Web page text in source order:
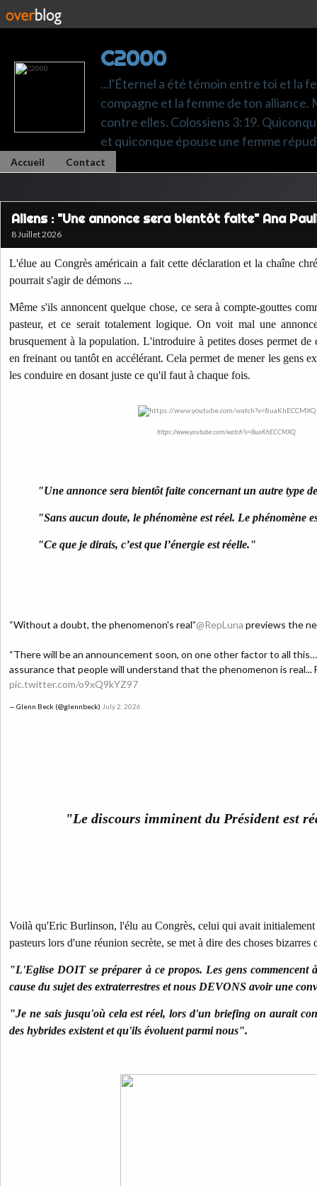
C2000
...l'Éternel a été témoin entre toi et la
compagne et la femme de ton alliance.
contre elles. Colossiens 3:19.
et quiconque épouse une femme
Accueil Contact
Aliens : "Une annonce sera bientôt faite" Ana
8 Juillet 2026
L'élue au Congrès américain a fait cette déclaration et la chaîne
pourrait s'agir de démons ...
Même s'ils annoncent quelque chose, ce sera à compte-gouttes
pasteur, et ce serait totalement logique. On voit mal une
brusquement à la population. L'introduire à petites doses permet de
en freinant ou tantôt en accélérant. Cela permet de mener les gens
les conduire en dosant juste ce qu'il faut à chaque fois.
https://www.youtube.com/watch?v=8uaKhECCMXQ
"Une annonce sera bientôt faite concernant un autre type
"Sans aucun doute, le phénomène est réel. Le phénomène
"Ce que je dirais, c’est que l’énergie est réelle."
“Without a doubt, the phenomenon's real”@RepLuna previews the
“There will be an announcement soon, on one other factor to all
assurance that people will understand that the phenomenon is real...
pic.twitter.com/o9xQ9kYZ97
— Glenn Beck (@glennbeck) July 2, 2026
"Le discours imminent du Président est
Voilà qu'Eric Burlinson, l'élu au Congrès, celui qui avait initialement
pasteurs lors d'une réunion secrète, se met à dire des choses
"L'Eglise DOIT se préparer à ce propos. Les gens commencent
cause du sujet des extraterrestres et nous DEVONS avoir une
"Je ne sais jusqu'où cela est réel, lors d'un briefing on aurait
des hybrides existent et qu'ils évoluent parmi nous".